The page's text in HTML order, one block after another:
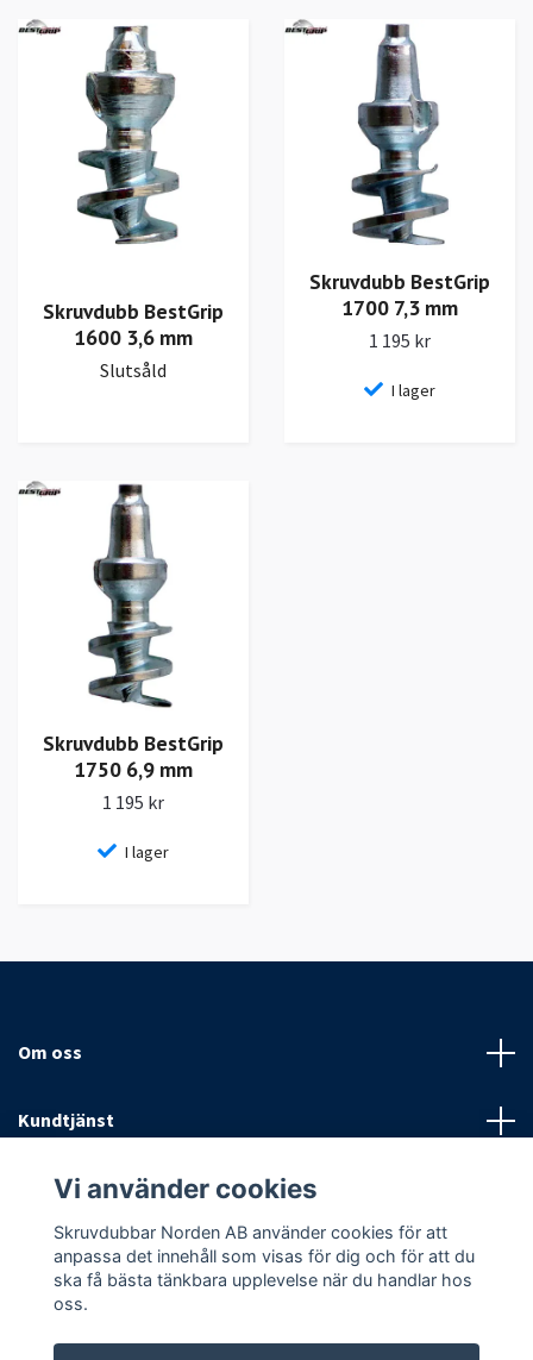
Skruvdubb BestGrip
1600 3,6 mm
Slutsåld
Skruvdubb BestGrip
1700 7,3 mm
1 195 kr
I lager
Skruvdubb BestGrip
1750 6,9 mm
1 195 kr
I lager
Om oss
Kundtjänst
Fotmeny
Sociala medier
Vi använder cookies
Skruvdubbar Norden AB använder cookies för att
anpassa det innehåll som visas för dig och för att du
ska få bästa tänkbara upplevelse när du handlar hos
oss.